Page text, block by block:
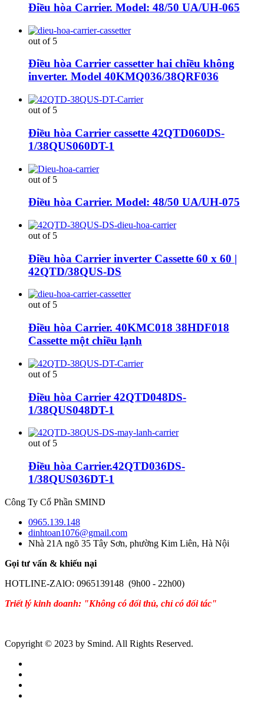
Điều hòa Carrier. Model: 48/50 UA/UH-065
out of 5
Điều hòa Carrier cassetter hai chiều không
inverter. Model 40KMQ036/38QRF036
out of 5
Điều hòa Carrier cassette 42QTD060DS-
1/38QUS060DT-1
out of 5
Điều hòa Carrier. Model: 48/50 UA/UH-075
out of 5
Điều hòa Carrier inverter Cassette 60 x 60 |
42QTD/38QUS-DS
out of 5
Điều hòa Carrier. 40KMC018 38HDF018
Cassette một chiều lạnh
out of 5
Điều hòa Carrier 42QTD048DS-
1/38QUS048DT-1
out of 5
Điều hòa Carrier.42QTD036DS-
1/38QUS036DT-1
Công Ty Cổ Phần SMIND
0965.139.148
dinhtoan1076@gmail.com
Nhà 21A ngõ 35 Tây Sơn, phường Kim Liên, Hà Nội
Gọi tư vấn & khiếu nại
HOTLINE-ZAlO: 0965139148 (9h00 - 22h00)
Triết lý kinh doanh: "Không có đối thủ, chỉ có đối tác"
Copyright © 2023 by Smind. All Rights Reserved.